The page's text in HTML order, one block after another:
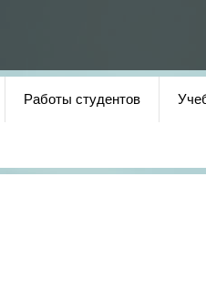
Работы студентов